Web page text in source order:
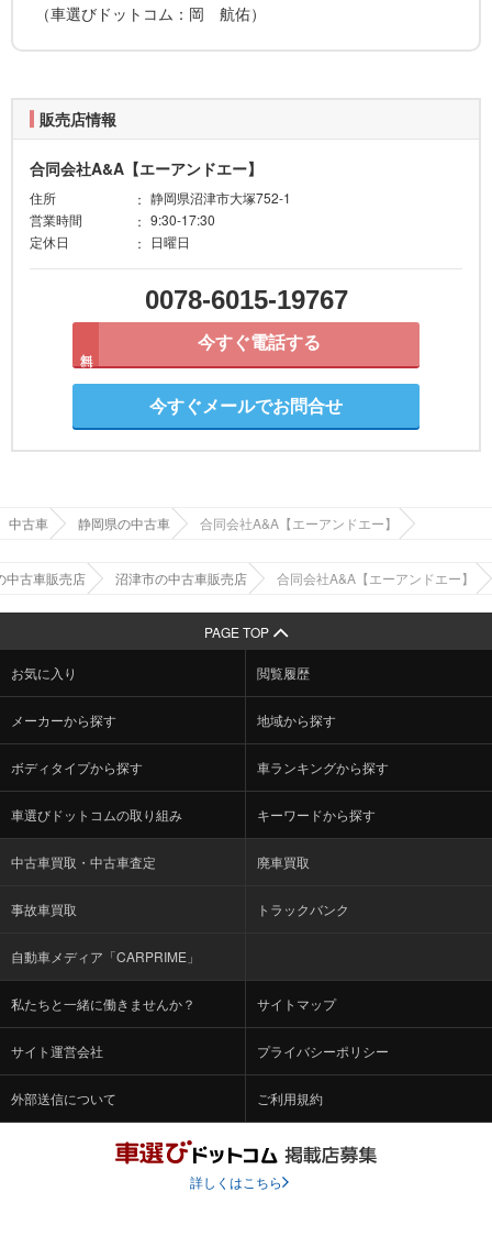
（車選びドットコム：岡 航佑）
販売店情報
合同会社A&A【エーアンドエー】
住所
静岡県沼津市大塚752-1
営業時間
9:30-17:30
定休日
日曜日
0078-6015-19767
今すぐ電話する
今すぐメールでお問合せ
中古車 静岡県の中古車 合同会社A&A【エーアンドエー】
中古車販売店 沼津市の中古車販売店 合同会社A&A【エーアンドエー】
PAGE TOP
お気に入り 閲覧履歴
メーカーから探す 地域から探す
ボディタイプから探す 車ランキングから探す
車選びドットコムの取り組み キーワードから探す
中古車買取・中古車査定 廃車買取
事故車買取 トラックバンク
自動車メディア「CARPRIME」
私たちと一緒に働きませんか？ サイトマップ
サイト運営会社 プライバシーポリシー
外部送信について ご利用規約
詳しくはこちら